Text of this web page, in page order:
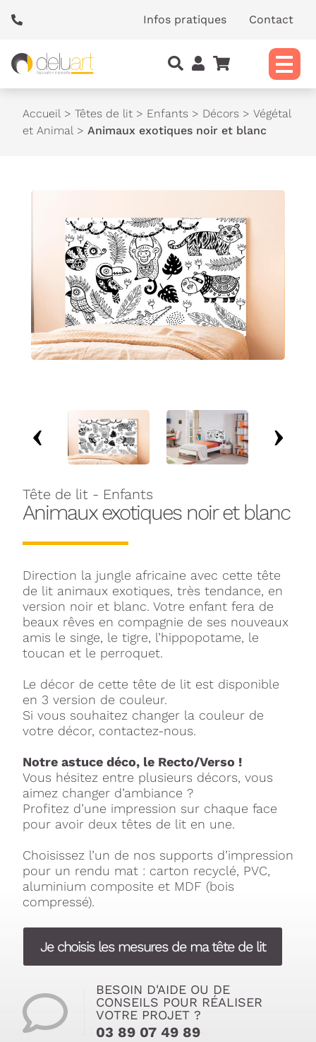
Infos pratiques Contact
Accueil > Têtes de lit > Enfants > Décors > Végétal
et Animal > Animaux exotiques noir et blanc
Tête de lit - Enfants
Animaux exotiques noir et blanc
Direction la jungle africaine avec cette tête
de lit animaux exotiques, très tendance, en
version noir et blanc. Votre enfant fera de
beaux rêves en compagnie de ses nouveaux
amis le singe, le tigre, l’hippopotame, le
toucan et le perroquet.
Le décor de cette tête de lit est disponible
en 3 version de couleur.
Si vous souhaitez changer la couleur de
votre décor, contactez-nous.
Notre astuce déco, le Recto/Verso !
Vous hésitez entre plusieurs décors, vous
aimez changer d’ambiance ?
Profitez d’une impression sur chaque face
pour avoir deux têtes de lit en une.
Choisissez l’un de nos supports d’impression
pour un rendu mat : carton recyclé, PVC,
aluminium composite et MDF (bois
compressé).
Je choisis les mesures de ma tête de lit
BESOIN D'AIDE OU DE
CONSEILS POUR RÉALISER
VOTRE PROJET ?
03 89 07 49 89